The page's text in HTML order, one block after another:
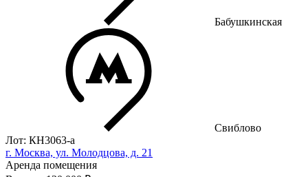
Бабушкинская
Свиблово
Лот: КН3063-a
г. Москва, ул. Молодцова, д. 21
Аренда помещения